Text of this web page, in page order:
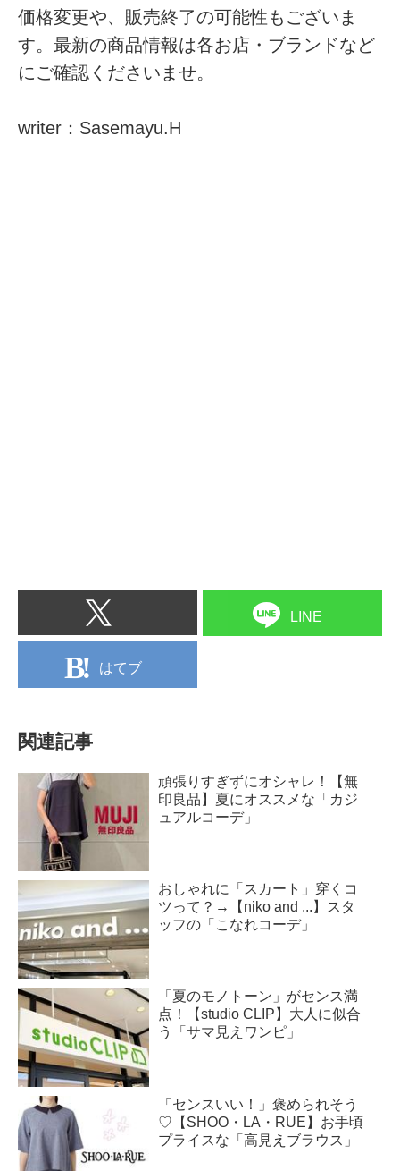
価格変更や、販売終了の可能性もございま
す。最新の商品情報は各お店・ブランドなど
にご確認くださいませ。
writer：Sasemayu.H
LINE
はてブ
関連記事
頑張りすぎずにオシャレ！【無
印良品】夏にオススメな「カジ
ュアルコーデ」
おしゃれに「スカート」穿くコ
ツって？→【niko and ...】スタ
ッフの「こなれコーデ」
「夏のモノトーン」がセンス満
点！【studio CLIP】大人に似合
う「サマ見えワンピ」
「センスいい！」褒められそう
♡【SHOO・LA・RUE】お手頃
プライスな「高見えブラウス」